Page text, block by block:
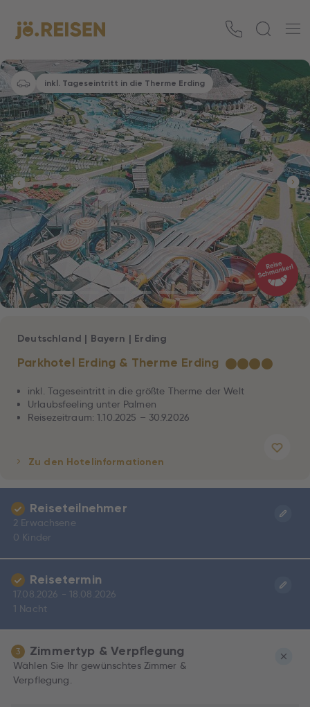
inkl. Tageseintritt in die Therme Erding
Parkhotel Erding & Therme Erding ★★★★
Deutschland | Bayern | Erding
inkl. Tageseintritt in die größte Therme der Welt
Urlaubsfeeling unter Palmen
Reisezeitraum: 1.10.2025 – 30.9.2026
Zu den Hotelinformationen
Reiseteilnehmer
2 Erwachsene
0 Kinder
Reisetermin
17.08.2026 - 18.08.2026
1 Nacht
3 Zimmertyp & Verpflegung
Wählen Sie Ihr gewünschtes Zimmer &
Verpflegung.